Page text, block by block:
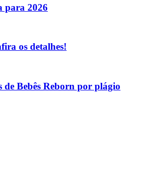
para 2026
os detalhes!
de Bebês Reborn por plágio